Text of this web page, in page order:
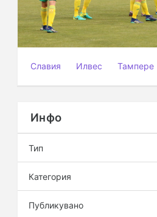
Славия Илвес Тампере
Инфо
Тип
Категория
Публикувано